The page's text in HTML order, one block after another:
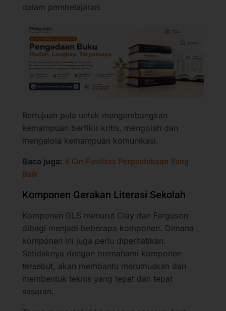
dalam pembelajaran.
Bertujuan pula untuk mengembangkan
kemampuan berfikir kritis, mengolah dan
mengelola kemampuan komunikasi.
Baca juga: 6 Ciri Fasilitas Perpustakaan Yang
Baik
Komponen Gerakan Literasi Sekolah
Komponen GLS menurut Clay dan Ferguson
dibagi menjadi beberapa komponen. Dimana
komponen ini juga perlu diperhatikan.
Setidaknya dengan memahami komponen
tersebut, akan membantu merumuskan dan
membentuk teknis yang tepat dan tepat
sasaran.